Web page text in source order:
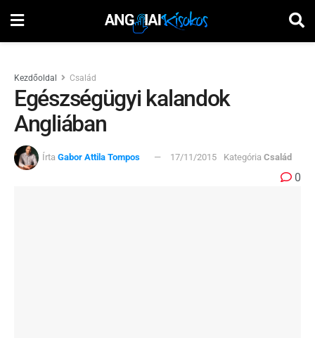
Kezdőoldal Család
Egészségügyi kalandok
Angliában
Írta Gabor Attila Tompos 17/11/2015 Kategória Család
0